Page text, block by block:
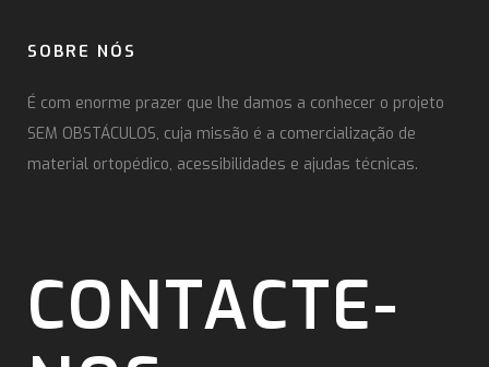
SOBRE NÓS
É com enorme prazer que lhe damos a conhecer o projeto
SEM OBSTÁCULOS, cuja missão é a comercialização de
material ortopédico, acessibilidades e ajudas técnicas.
CONTACTE-